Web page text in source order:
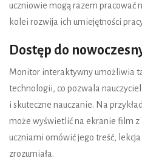
uczniowie mogą razem pracować
kolei rozwija ich umiejętności
Dostęp do
Monitor interaktywny umożliwia
technologii, co pozwala
i skuteczne nauczanie. Na
może wyświetlić na ekranie film z
uczniami omówić jego treść,
zrozumiała.